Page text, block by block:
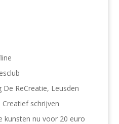
ReCreatie, Leusden
schrijven
kunsten nu voor 20 euro